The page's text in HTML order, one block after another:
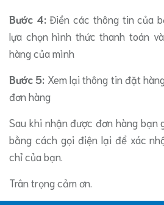
Bước 4:Điền các thông tin của
lựa chọn hình thức thanh toán
hàng của mình
Bước 5: Xem lại thông tin đặt
đơn hàng
Sau khi nhận được đơn hàng bạn
bằng cách gọi điện lại để xác
chỉ của bạn.
Trân trọng cảm ơn.